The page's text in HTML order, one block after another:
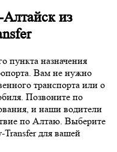
из
пункта назначения
Вам не нужно
транспорта или о
Позвоните по
и наши водители
по Алтаю. Выберите
Transfer для вашей